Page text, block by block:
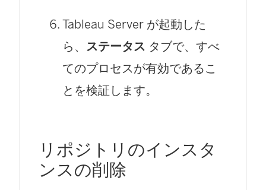
Tableau Server が起動した
ら、 ステータス タブで、すべ
てのプロセスが有効であるこ
とを検証します。
リポジトリのインスタ
ンスの削除